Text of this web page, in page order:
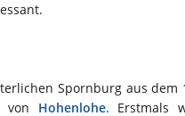
Spornburg aus dem
von Hohenlohe. Erstmals